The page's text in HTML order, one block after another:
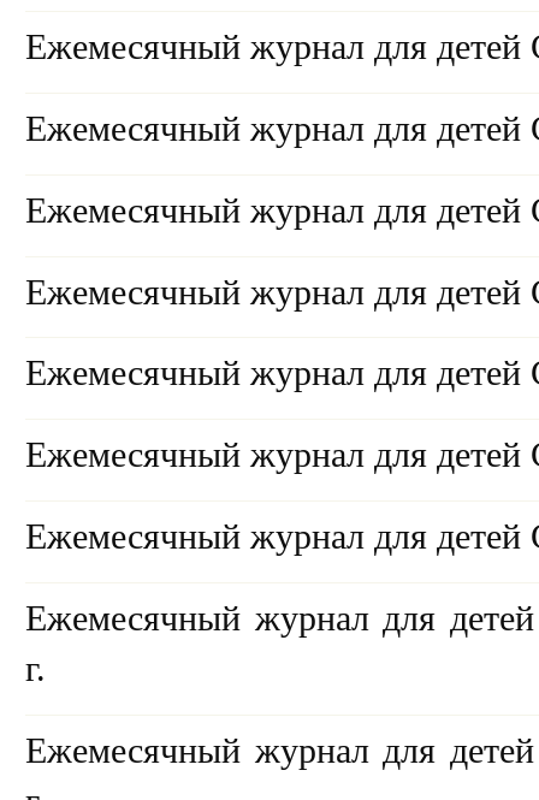
Ежемесячный журнал для
Ежемесячный журнал для
Ежемесячный журнал для
Ежемесячный журнал для
Ежемесячный журнал для
Ежемесячный журнал для
Ежемесячный журнал для
Ежемесячный журнал для
г.
Ежемесячный журнал для